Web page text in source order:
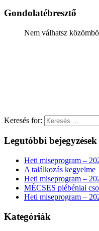
Gondolatébresztő
Nem válhatsz
Keresés for:
Legutóbbi bejegyzések
Heti miseprogram –
A találkozás kegyelme
Heti miseprogram –
MÉCSES plébéniai
Heti miseprogram –
Kategóriák